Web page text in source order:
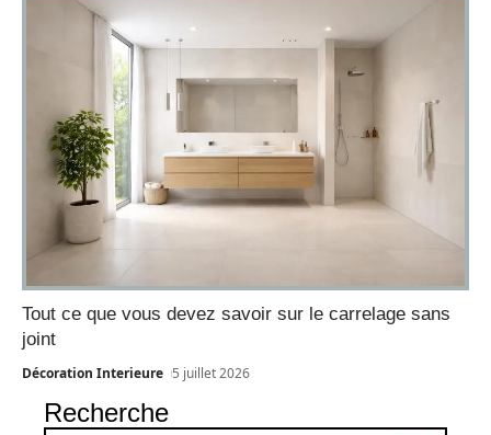
Tout ce que vous devez savoir sur le carrelage sans
joint
Décoration Interieure 5 juillet 2026
Recherche